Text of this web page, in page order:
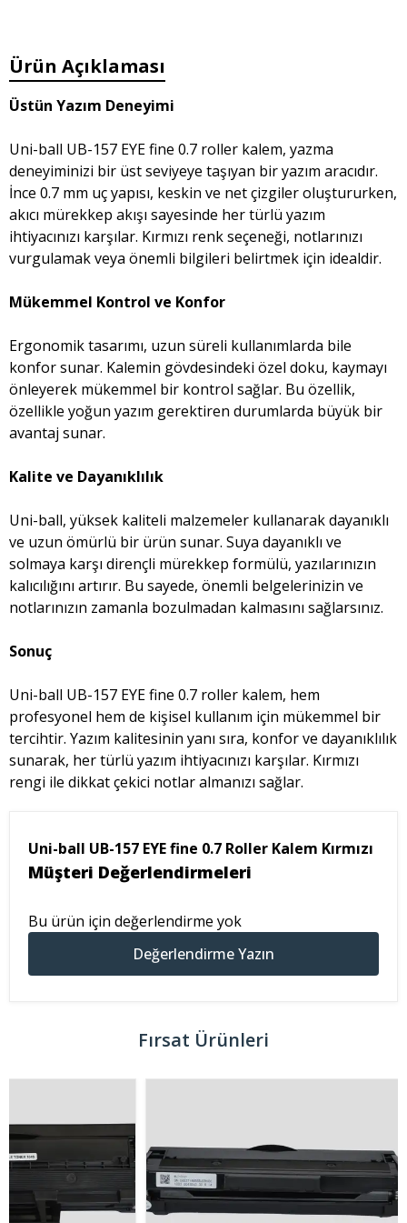
Ürün Açıklaması
Üstün Yazım Deneyimi
Uni-ball UB-157 EYE fine 0.7 roller kalem, yazma
deneyiminizi bir üst seviyeye taşıyan bir yazım aracıdır.
İnce 0.7 mm uç yapısı, keskin ve net çizgiler oluştururken,
akıcı mürekkep akışı sayesinde her türlü yazım
ihtiyacınızı karşılar. Kırmızı renk seçeneği, notlarınızı
vurgulamak veya önemli bilgileri belirtmek için idealdir.
Mükemmel Kontrol ve Konfor
Ergonomik tasarımı, uzun süreli kullanımlarda bile
konfor sunar. Kalemin gövdesindeki özel doku, kaymayı
önleyerek mükemmel bir kontrol sağlar. Bu özellik,
özellikle yoğun yazım gerektiren durumlarda büyük bir
avantaj sunar.
Kalite ve Dayanıklılık
Uni-ball, yüksek kaliteli malzemeler kullanarak dayanıklı
ve uzun ömürlü bir ürün sunar. Suya dayanıklı ve
solmaya karşı dirençli mürekkep formülü, yazılarınızın
kalıcılığını artırır. Bu sayede, önemli belgelerinizin ve
notlarınızın zamanla bozulmadan kalmasını sağlarsınız.
Sonuç
Uni-ball UB-157 EYE fine 0.7 roller kalem, hem
profesyonel hem de kişisel kullanım için mükemmel bir
tercihtir. Yazım kalitesinin yanı sıra, konfor ve dayanıklılık
sunarak, her türlü yazım ihtiyacınızı karşılar. Kırmızı
rengi ile dikkat çekici notlar almanızı sağlar.
Uni-ball UB-157 EYE fine 0.7 Roller Kalem Kırmızı
Müşteri Değerlendirmeleri
Bu ürün için değerlendirme yok
Değerlendirme Yazın
Fırsat Ürünleri